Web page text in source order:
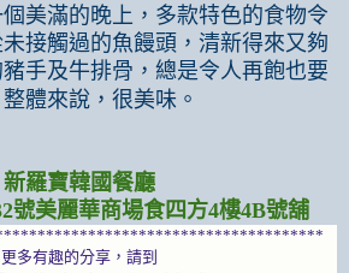
美滿的晚上，多款特色的食物令
接觸過的魚饅頭，清新得來又夠
手及牛排骨，總是令人再飽也要
體來說，很美味。
新羅寶韓國餐廳
號美麗華商場食四方4樓4B號舖
更多有趣的分享，請到